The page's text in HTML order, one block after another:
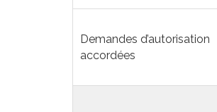
Demandes d’autorisation
accordées